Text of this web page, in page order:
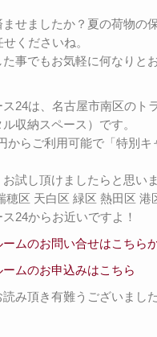
せましたか？夏の荷物の
くださいね。
た事でもお気軽に何なりと
ス24は、名古屋市南区のト
収納スペース）です。
からご利用可能で「特別
試し頂けましたらと思いま
穂区 天白区 緑区 熱田区 港
24からお近いですよ！
ームのお問い合せはこちら
ームのお申込みはこちら
み頂き有難うございました